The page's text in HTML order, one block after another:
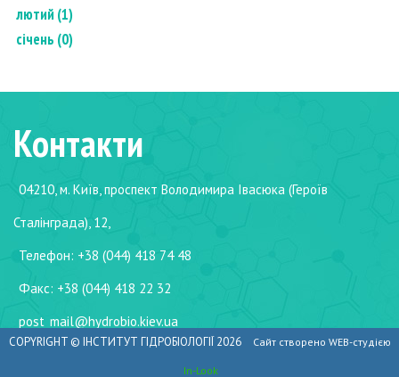
лютий (1)
січень (0)
Контакти
04210, м. Київ, проспект Володимира Івасюка (Героїв
Сталінграда), 12,
Телефон: +38 (044) 418 74 48
Факс: +38 (044) 418 22 32
post_mail@hydrobio.kiev.ua
COPYRIGHT © ІНСТИТУТ ГІДРОБІОЛОГІЇ2026 Сайт створено WEB-студією
In-Look